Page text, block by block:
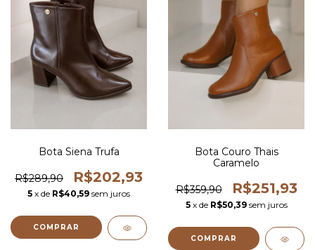
Bota Siena Trufa
R$289,90 R$202,93
5 x de R$40,59 sem juros
COMPRAR
Bota Couro Thais
Caramelo
R$359,90 R$251,93
5 x de R$50,39 sem juros
COMPRAR